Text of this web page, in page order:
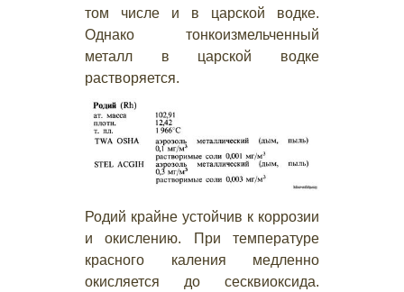
том числе и в царской водке.
Однако тонкоизмельченный
металл в царской водке
растворяется.
Родий крайне устойчив к коррозии
и окислению. При температуре
красного каления медленно
окисляется до сесквиоксида.